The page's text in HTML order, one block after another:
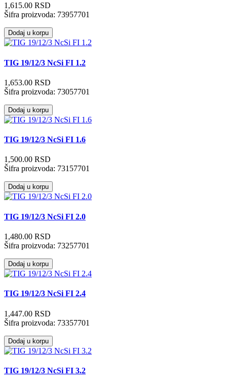
1,615.00 RSD
Šifra proizvoda: 73957701
Dodaj u korpu
TIG 19/12/3 NcSi FI 1.2
1,653.00 RSD
Šifra proizvoda: 73057701
Dodaj u korpu
TIG 19/12/3 NcSi FI 1.6
1,500.00 RSD
Šifra proizvoda: 73157701
Dodaj u korpu
TIG 19/12/3 NcSi FI 2.0
1,480.00 RSD
Šifra proizvoda: 73257701
Dodaj u korpu
TIG 19/12/3 NcSi FI 2.4
1,447.00 RSD
Šifra proizvoda: 73357701
Dodaj u korpu
TIG 19/12/3 NcSi FI 3.2